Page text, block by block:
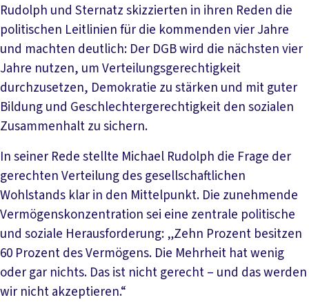
Rudolph und Sternatz skizzierten in ihren Reden die
politischen Leitlinien für die kommenden vier Jahre
und machten deutlich: Der DGB wird die nächsten vier
Jahre nutzen, um Verteilungsgerechtigkeit
durchzusetzen, Demokratie zu stärken und mit guter
Bildung und Geschlechtergerechtigkeit den sozialen
Zusammenhalt zu sichern.
In seiner Rede stellte Michael Rudolph die Frage der
gerechten Verteilung des gesellschaftlichen
Wohlstands klar in den Mittelpunkt. Die zunehmende
Vermögenskonzentration sei eine zentrale politische
und soziale Herausforderung: „Zehn Prozent besitzen
60 Prozent des Vermögens. Die Mehrheit hat wenig
oder gar nichts. Das ist nicht gerecht – und das werden
wir nicht akzeptieren.“